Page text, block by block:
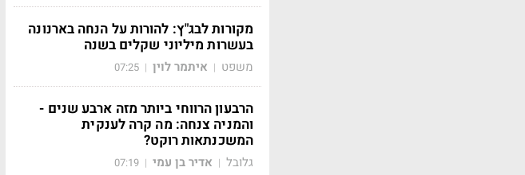
מקורות לבג"ץ: להורות על הנחה בארנונה
בעשרות מיליוני שקלים בשנה
משפט | איתמר לוין |
07:25
הרבעון הרווחי ביותר מזה ארבע שנים -
והמניה צנחה: מה קרה לענקית
המשכנתאות רוקט?
גלובל | אדיר בן עמי |
07:19